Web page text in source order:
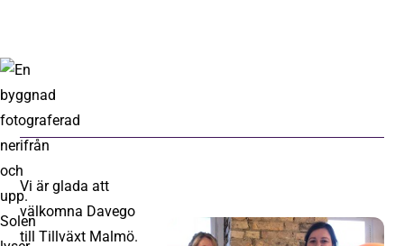
Vi är glada att
välkomna Davego
till Tillväxt Malmö.